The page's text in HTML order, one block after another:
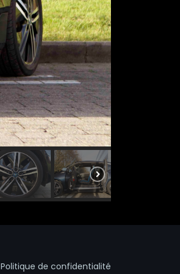
Politique de confidentialité